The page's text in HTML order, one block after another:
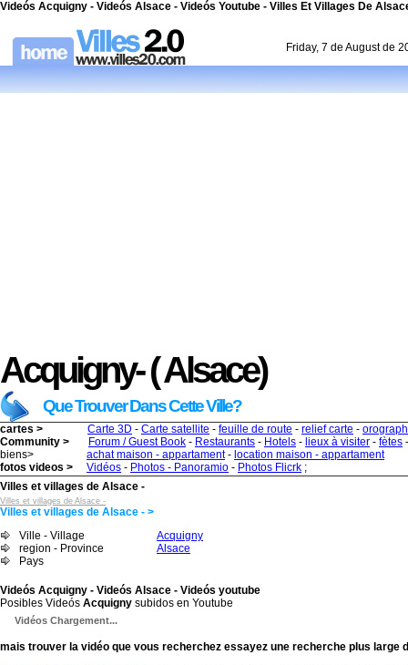
Videós Acquigny - Videós Alsace - Videós Youtube - Villes Et Villages De
Friday, 7 de August de
Acquigny- ( Alsace)
Que Trouver Dans Cette Ville?
cartes > Carte 3D - Carte satellite - feuille de route - relief carte -
Community >
Forum / Guest Book - Restaurants - Hotels - lieux à visiter - fètes
biens>
achat maison - appartament- location maison - appartament
fotos videos >
Vidéos - Photos - Panoramio - Photos Flicrk ;
Villes et villages de Alsace -
Villes et villages de Alsace -
Villes et villages de Alsace - >
Ville - Village
Acquigny
region - Province
Alsace
Pays
Videós Acquigny - Videós Alsace - Videós youtube
Posibles Videós Acquigny subidos en Youtube
Vidéos Chargement...
mais trouver la vidéo que vous recherchez essayez une recherche plus large